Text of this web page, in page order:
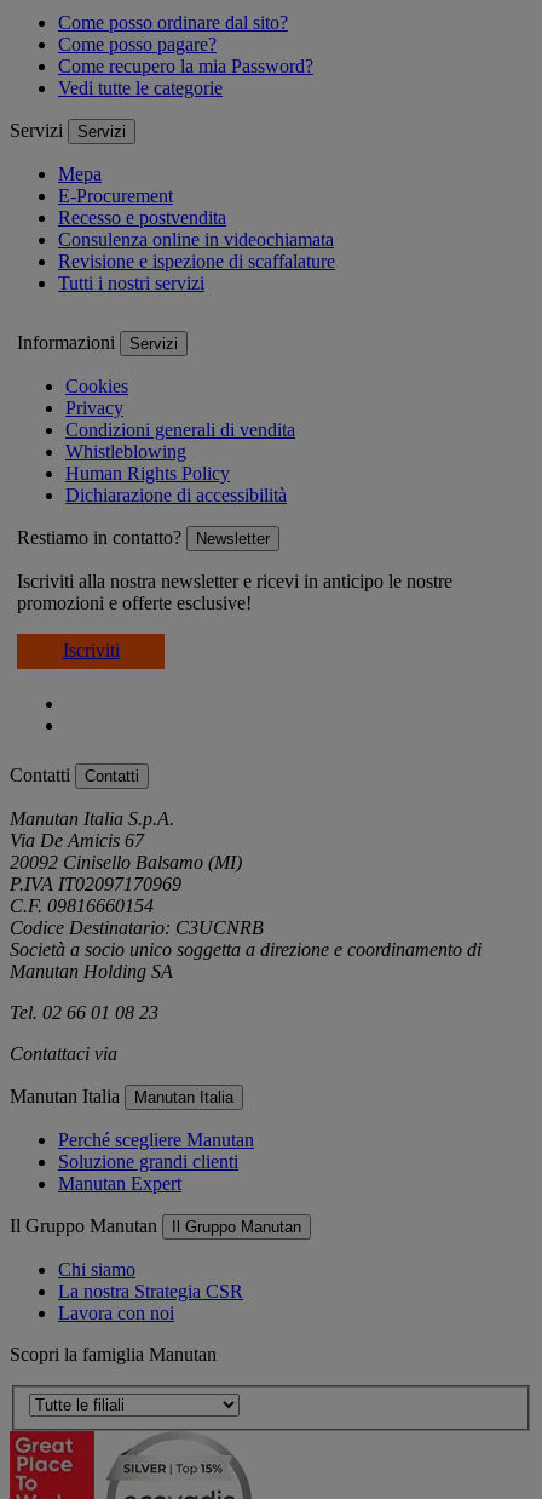
Come posso ordinare dal sito?
Come posso pagare?
Come recupero la mia Password?
Vedi tutte le categorie
Servizi Servizi
Mepa
E-Procurement
Recesso e postvendita
Consulenza online in videochiamata
Revisione e ispezione di scaffalature
Tutti i nostri servizi
Informazioni Servizi
Cookies
Privacy
Condizioni generali di vendita
Whistleblowing
Human Rights Policy
Dichiarazione di accessibilità
Restiamo in contatto? Newsletter
Iscriviti alla nostra newsletter e ricevi in anticipo le nostre
promozioni e offerte esclusive!
Iscriviti
Contatti Contatti
Manutan Italia S.p.A.
Via De Amicis 67
20092 Cinisello Balsamo (MI)
P.IVA IT02097170969
C.F. 09816660154
Codice Destinatario: C3UCNRB
Società a socio unico soggetta a direzione e coordinamento di
Manutan Holding SA
Tel. 02 66 01 08 23
Contattaci via
Manutan Italia Manutan Italia
Perché scegliere Manutan
Soluzione grandi clienti
Manutan Expert
Il Gruppo Manutan Il Gruppo Manutan
Chi siamo
La nostra Strategia CSR
Lavora con noi
Scopri la famiglia Manutan